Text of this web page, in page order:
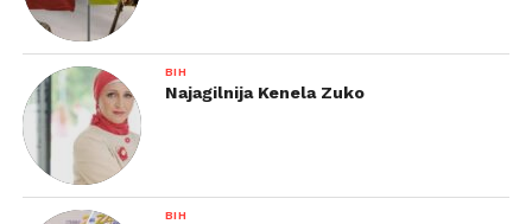
BIH
Najagilnija Kenela Zuko
BIH